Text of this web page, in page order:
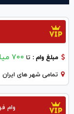
مبلغ وام : تا 700 میلیون
تمامی شهر های ایران
وام